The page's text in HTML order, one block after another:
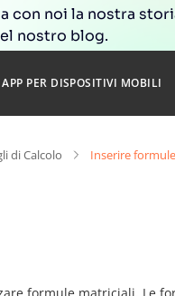
con noi la nostra
nostro blog.
APP PER DISPOSITIVI MOBILI
di Calcolo Inserire